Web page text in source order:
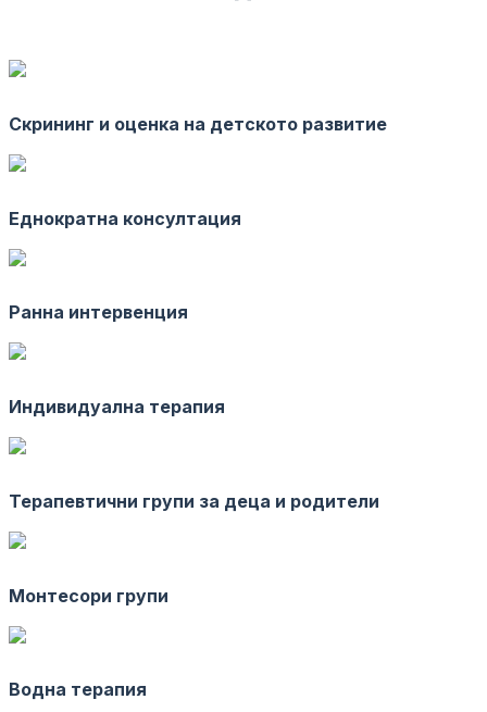
Скрининг и оценка на детското развитие
Еднократна консултация
Ранна интервенция
Индивидуална терапия
Терапевтични групи за деца и родители
Монтесори групи
Водна терапия